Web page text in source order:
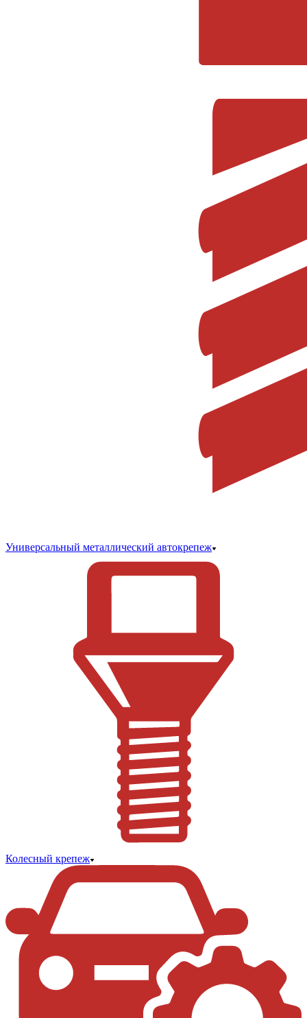
Универсальный металлический автокрепеж
Колесный крепеж